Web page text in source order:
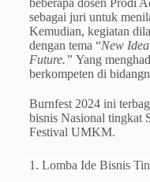
beberapa dosen Prodi
sebagai juri untuk
Kemudian, kegiatan
dengan tema “New
Future.” Yang
berkompeten di
Burnfest 2024 ini
bisnis Nasional tingkat
Festival UMKM.
1. Lomba Ide Bisnis